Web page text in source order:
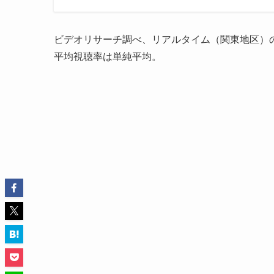
ビデオリサーチ調べ、リアルタイム（関東地区）
平均視聴率は単純平均。